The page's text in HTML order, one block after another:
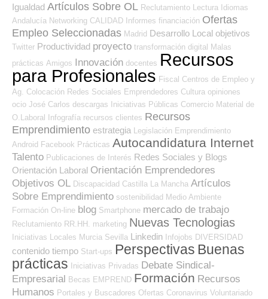
Igualdad Artículos Sobre OL Reclutamiento Lectura Idiomas
Andalucía Networking CALIDAD Informes financiación Ofertas
Empleo Seleccionadas Madrid Desarrollo Local objetivos
Twitter Productividad proyecto transformación digital Malas
prácticas Amigos Innovación docentes Recursos
para Profesionales Fiscal Centros de Empleo y
Ag. Colocación Redes Sociales Emprendedores Cultura opiniones
ocio José Carlos descargas Iniciativas Públicas Comercio Material de
O.Laboral
Infografía recursos clientes Recursos
Emprendimiento estrategia Legislación Emprendimiento
Android Facebook Prácticas Autocandidatura Internet
Talento Publicaciones de Interés Redes Sociales y Blogs
Orientación Laboral Orientación Emprendedores
Objetivos OL Discapacidad Castilla La Mancha Artículos
Sobre Emprendimiento sostenibilidad Medio Ambiente
Formación On-line blog Smartphone mercado de trabajo
Reclutamiento RR.HH. marketing Nuevas Tecnologias
Iniciativas Locales Murcia Sevilla Linkedin Infojobs DIVERSIDAD
contenido tiempo Start-ups Perspectivas Buenas
prácticas
Iniciativas Privadas Debate Sindical-
Empresarial Becas EMPREND Formación Recursos
Humanos Portales y Buscadores Ofertas Coronavirus Voluntariado